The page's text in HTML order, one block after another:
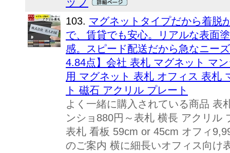
103. マグネットタイプだから着脱
で、賃貸でも安心。リアルな表面
感。スピード配送だから急なニー
4.84点】会社 表札 マグネット マ
用 マグネット 表札 オフィス 表札
ト 磁石 アクリル プレート
よく一緒に購入されている商品 表
ンショ880円～表札 横長 アクリル
表札 看板 59cm or 45cm オフィ
のご案内 横に細長いオフィス向け